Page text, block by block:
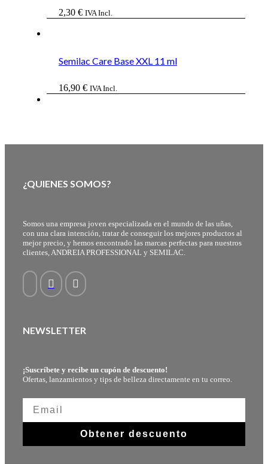
2,30 € IVA Incl.
Semilac Care Base XXL 11 ml
16,90 € IVA Incl.
¿QUIENES SOMOS?
Somos una empresa joven especializada en el mundo de las uñas,
con una clara intención, tratar de conseguir los mejores productos al
mejor precio, y hemos encontrado las marcas perfectas para nuestros
clientes, ANDREIA PROFESSIONAL y SEMILAC.
NEWSLETTER
¡Suscríbete y recibe un cupón de descuento!
Ofertas, lanzamientos y tips de belleza directamente en tu correo.
Obtener descuento